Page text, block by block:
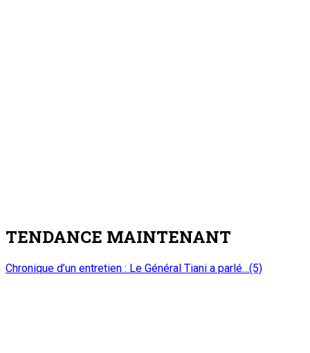
TENDANCE MAINTENANT
Chronique d’un entretien : Le Général Tiani a parlé…(5)